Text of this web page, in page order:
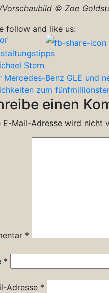
© Zoe
follow and like us:
Stern
Mercedes-Benz GLE und
zum
einen
E-Mail-Adresse wird nicht
*
*
Adresse *